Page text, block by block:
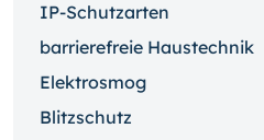
IP-Schutzarten
barrierefreie Haustechnik
Elektrosmog
Blitzschutz